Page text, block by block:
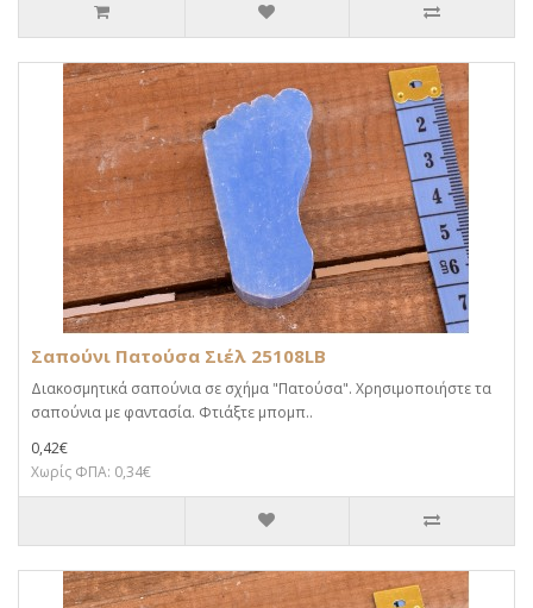
Σαπούνι Πατούσα Σιέλ 25108LB
Διακοσμητικά σαπούνια σε σχήμα "Πατούσα". Χρησιμοποιήστε τα
σαπούνια με φαντασία. Φτιάξτε μπομπ..
0,42€
Χωρίς ΦΠΑ: 0,34€